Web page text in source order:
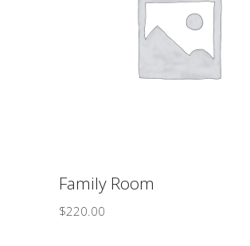
ΠΡΟΣΘΉΚΗ ΣΤΟ ΚΑΛΆΘΙ
Family Room
$220.00